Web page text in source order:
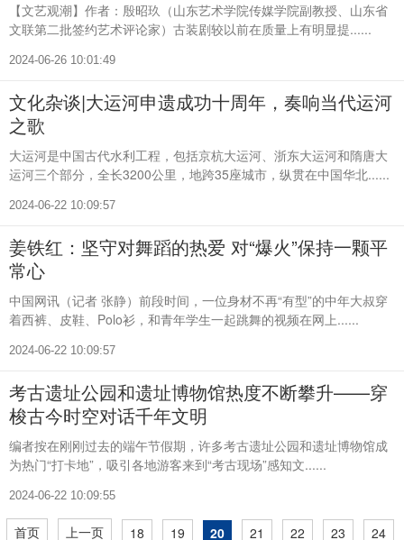
【文艺观潮】作者：殷昭玖（山东艺术学院传媒学院副教授、山东省
文联第二批签约艺术评论家）古装剧较以前在质量上有明显提......
2024-06-26 10:01:49
文化杂谈|大运河申遗成功十周年，奏响当代运河
之歌
大运河是中国古代水利工程，包括京杭大运河、浙东大运河和隋唐大
运河三个部分，全长3200公里，地跨35座城市，纵贯在中国华北......
2024-06-22 10:09:57
姜铁红：坚守对舞蹈的热爱 对“爆火”保持一颗平
常心
中国网讯（记者 张静）前段时间，一位身材不再“有型”的中年大叔穿
着西裤、皮鞋、Polo衫，和青年学生一起跳舞的视频在网上......
2024-06-22 10:09:57
考古遗址公园和遗址博物馆热度不断攀升——穿
梭古今时空对话千年文明
编者按在刚刚过去的端午节假期，许多考古遗址公园和遗址博物馆成
为热门“打卡地”，吸引各地游客来到“考古现场”感知文......
2024-06-22 10:09:55
首页 上一页 18 19 20 21 22 23 24